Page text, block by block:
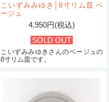
こいずみみゆき│8寸リム皿 ベ
ージュ
4,950円(税込)
SOLD OUT
こいずみみゆきさんのベージュの
8寸リム皿です。